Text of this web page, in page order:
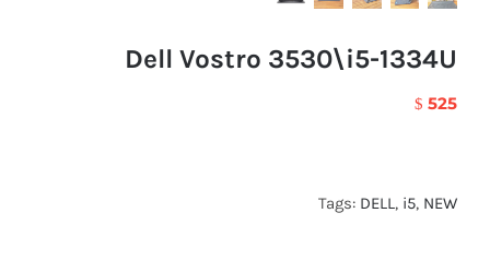
Dell Vostro 3530\i5-1334U
$ 525
Tags: DELL, i5, NEW